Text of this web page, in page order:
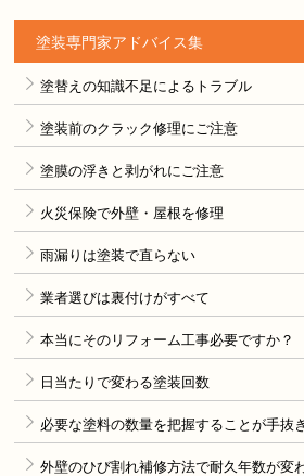
塗装専門家アドバイス集
塗替えの知識不足によるトラブル
塗装前のクラック修理にご注意
塗膜の浮きと剥がれにご注意
火災保険で外壁・屋根を修理
雨漏りは塗装で直らない
業者選びは裏付けがすべて
本当にそのリフォーム工事必要ですか？
日当たりで変わる塗装回数
必要な塗料の数量を把握することが手抜
外壁のひび割れ補修方法で耐久年数が変